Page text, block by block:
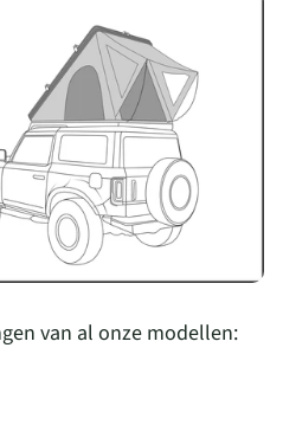
van al onze modellen: